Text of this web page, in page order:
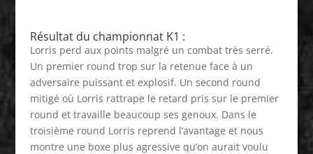
Résultat du championnat K1 :
Lorris perd aux points malgré un combat très serré.
Un premier round trop sur la retenue face à un
adversaire puissant et explosif. Un second round
mitigé où Lorris rattrape le retard pris sur le premier
round et travaille beaucoup ses genoux. Dans le
troisième round Lorris reprend l’avantage et nous
montre une boxe plus agressive qu’on aurait voulu